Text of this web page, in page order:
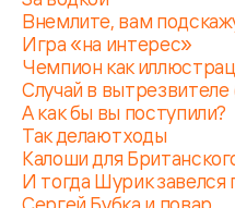
Внемлите, вам
Игра «на интерес»
Чемпион как
Случай в
А как бы вы поступили?
Так делают ходы
Калоши для
И тогда Шурик